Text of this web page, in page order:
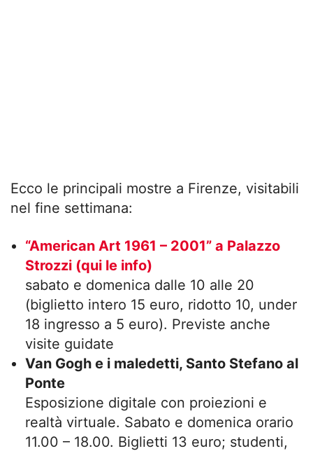
Ecco le principali mostre a Firenze, visitabili
nel fine settimana:
“American Art 1961 – 2001” a Palazzo
Strozzi (qui le info)
sabato e domenica dalle 10 alle 20
(biglietto intero 15 euro, ridotto 10, under
18 ingresso a 5 euro). Previste anche
visite guidate
Van Gogh e i maledetti, Santo Stefano al
Ponte
Esposizione digitale con proiezioni e
realtà virtuale. Sabato e domenica orario
11.00 – 18.00. Biglietti 13 euro; studenti,